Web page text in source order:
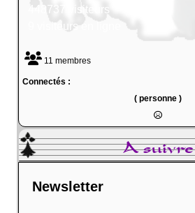
448737 visiteurs
9 visiteurs en ligne
11 membres
Connectés :
( personne )
A suivre
Newsletter